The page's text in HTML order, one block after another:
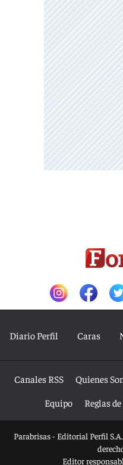
Diario Perfil Caras
Canales RSS Quienes
Equipo
Reglas
Parabrisas - Editorial Perfil S.A.
Editor